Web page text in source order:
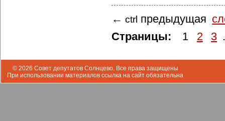
← ctrl предыдущая
Страницы:
1 2 3
© 2026 Совет депутатов Солнцево. Все права защищены
При использовании материалов ссылка на сайт обязательна